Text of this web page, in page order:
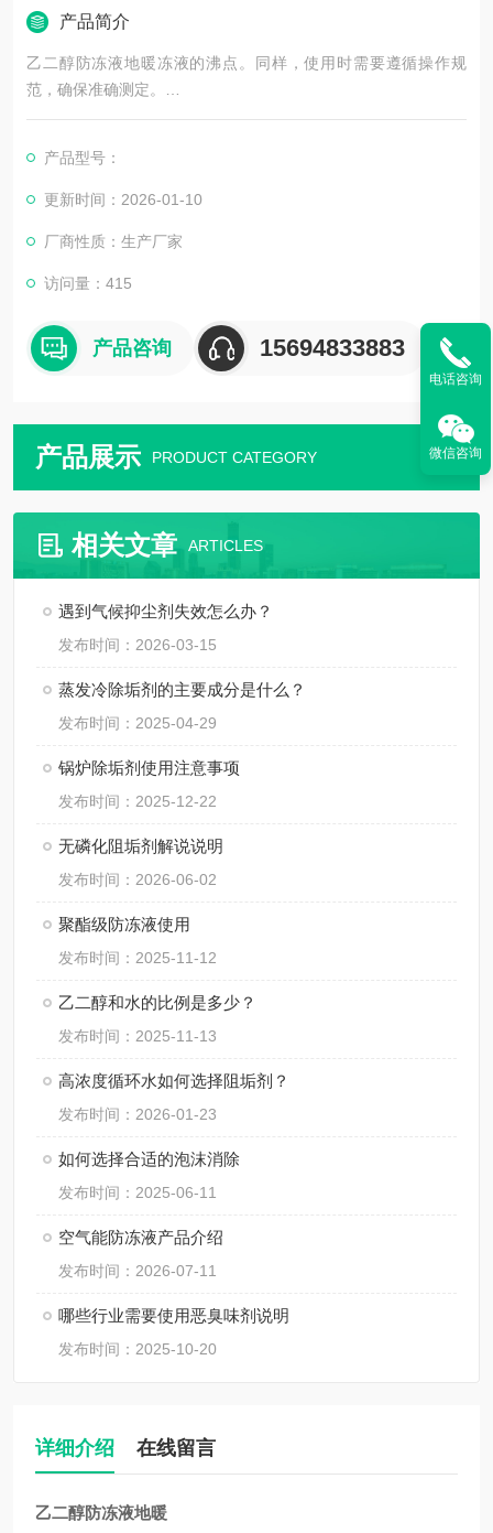
产品简介
乙二醇防冻液地暖冻液的沸点。同样，使用时需要遵循操作规
范，确保准确测定。
这种测试仪通常更便携，适用于快速检测。其操作步骤如下：
1. **准备**：将折光棱镜对准光亮方向，调节目镜视度环，直到标
线清晰。
中的蓝白分界线与基准线重合。
3. **测量**：用柔软绒布擦净棱镜表面及盖
产品型号：
更新时间：2026-01-10
厂商性质：生产厂家
访问量：415
产品咨询 15694833883
产品展示 PRODUCT CATEGORY
相关文章 ARTICLES
遇到气候抑尘剂失效怎么办？
发布时间：2026-03-15
蒸发冷除垢剂的主要成分是什么？
发布时间：2025-04-29
锅炉除垢剂使用注意事项
发布时间：2025-12-22
无磷化阻垢剂解说说明
发布时间：2026-06-02
聚酯级防冻液使用
发布时间：2025-11-12
乙二醇和水的比例是多少？
发布时间：2025-11-13
高浓度循环水如何选择阻垢剂？
发布时间：2026-01-23
如何选择合适的泡沫消除
发布时间：2025-06-11
空气能防冻液产品介绍
发布时间：2026-07-11
哪些行业需要使用恶臭味剂说明
发布时间：2025-10-20
详细介绍 在线留言
乙二醇防冻液地暖
电话咨询
微信咨询